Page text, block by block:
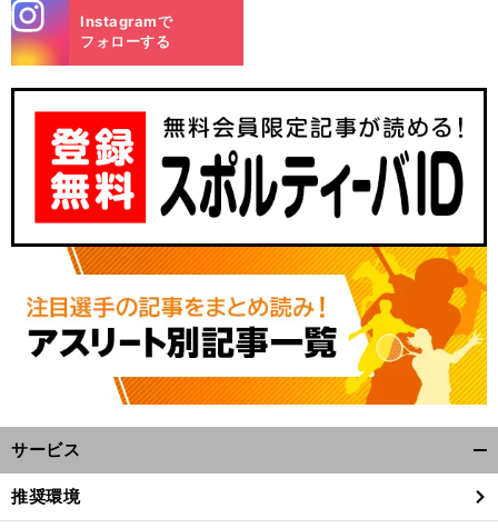
m
Instagramで
フォローする
サービス
閉
推奨環境